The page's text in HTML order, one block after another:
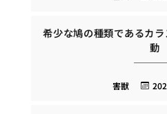
希少な鳩の種類であるカ
動
害獣